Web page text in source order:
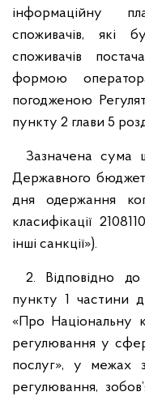
інформаційну
споживачів, які
споживачів
формою
погодженою
пункту 2 глави 5
Зазначена сума
Державного
дня одержання
класифікації
інші санкції»).
2. Відповідно
пункту 1 частини
«Про Національну
регулювання у
послуг», у межах
регулювання,